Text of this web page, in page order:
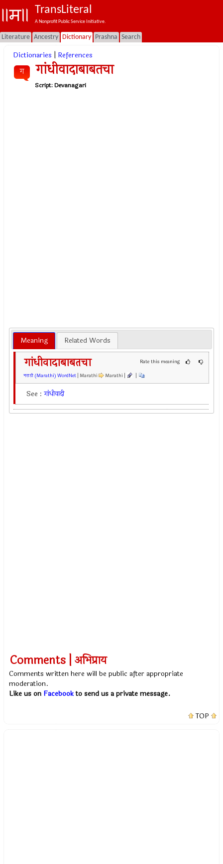
TransLiteral
A Nonprofit Public Service Initiative.
Literature Ancestry Dictionary Prashna Search
Dictionaries References
ग गांधीवादाबाबतचा
Script:Devanagari
Meaning Related Words
Rate this meaning
गांधीवादाबाबतचा
मराठी (Marathi) WordNet | Marathi Marathi | |
See :गांधीवादी
Comments | अभिप्राय
Comments written here will be public after appropriate
moderation.
Like us on Facebookto send us a private message.
TOP